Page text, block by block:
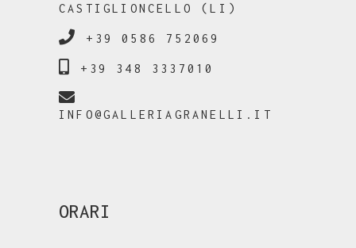
CASTIGLIONCELLO (LI)
+39 0586 752069
+39 348 3337010
INFO@GALLERIAGRANELLI.IT
ORARI